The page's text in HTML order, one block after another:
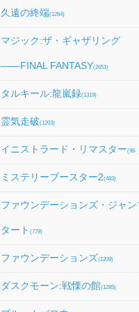
久遠の終端(1264)
マジック:ザ・ギャザリング
――FINAL FANTASY(2651)
タルキール:龍嵐録(1319)
霊気走破(1203)
イニストラード・リマスター(984)
ミステリーブースター2(483)
ファウンデーションズ・ジャン
タート (779)
ファウンデーションズ(1209)
ダスクモーン:戦慄の館(1285)